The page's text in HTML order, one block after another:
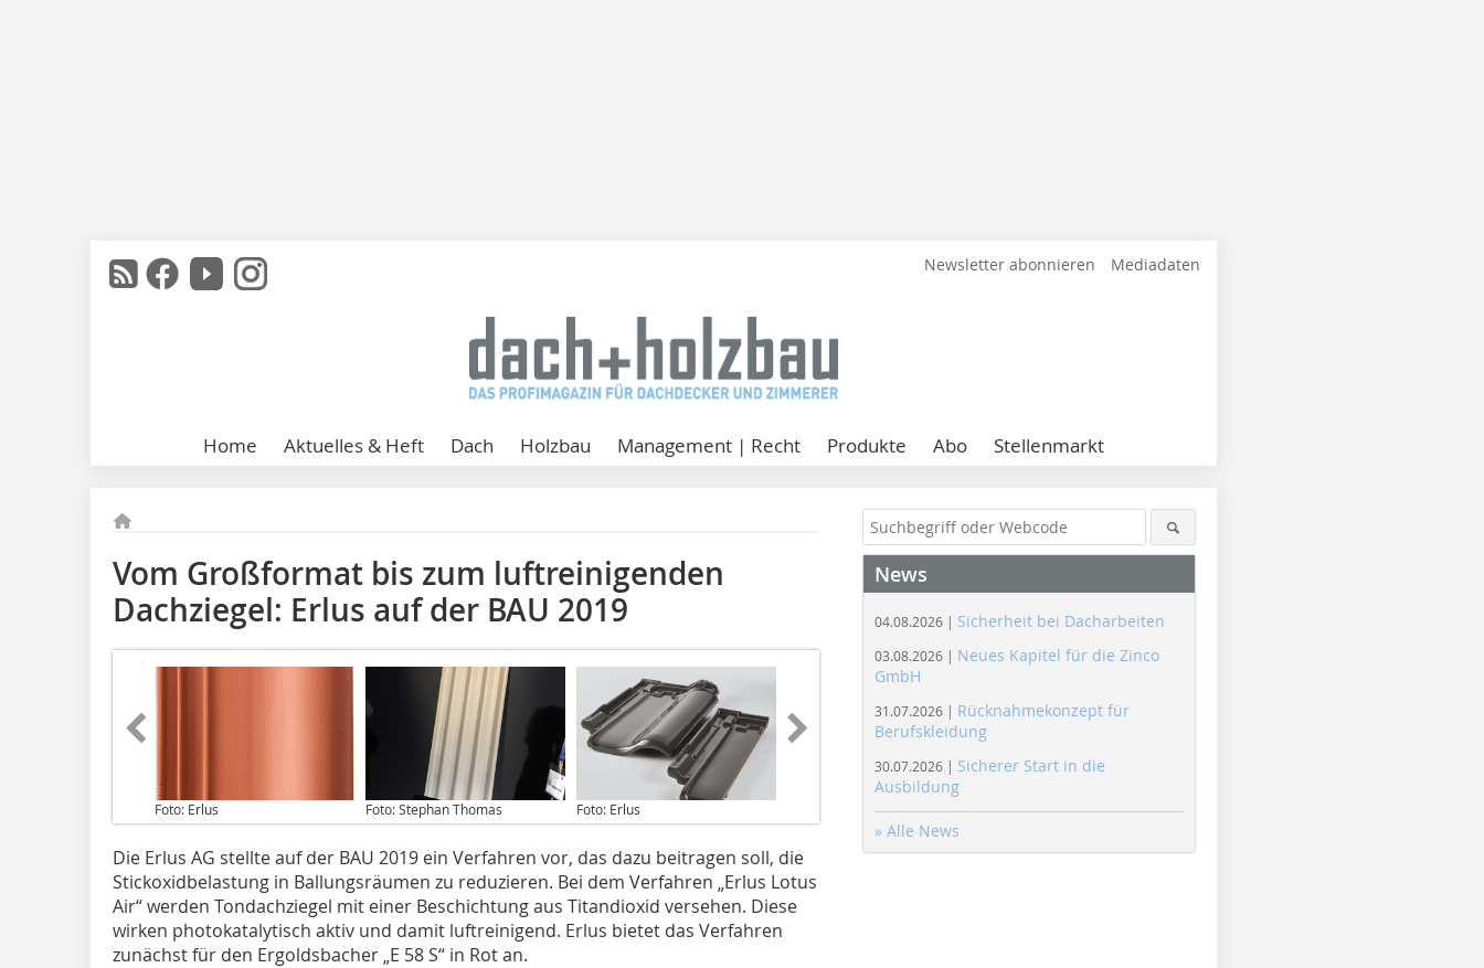
Newsletter abonnieren Mediadaten
Home Aktuelles & Heft Dach Holzbau Management | Recht Produkte Abo Stellenmarkt
Vom Großformat bis zum luftreinigenden
Dachziegel: Erlus auf der BAU 2019
Foto: Erlus Foto: Stephan Thomas Foto: Erlus
Die Erlus AG stellte auf der BAU 2019 ein Verfahren vor, das dazu beitragen soll, die
Stickoxidbelastung in Ballungsräumen zu reduzieren. Bei dem Verfahren „Erlus Lotus
Air“ werden Tondachziegel mit einer Beschichtung aus Titandioxid versehen. Diese
wirken photokatalytisch aktiv und damit luftreinigend. Erlus bietet das Verfahren
zunächst für den Ergoldsbacher „E 58 S“ in Rot an.
News
04.08.2026 | Sicherheit bei Dacharbeiten
03.08.2026 | Neues Kapitel für die Zinco
GmbH
31.07.2026 | Rücknahmekonzept für
Berufskleidung
30.07.2026 | Sicherer Start in die
Ausbildung
» Alle News